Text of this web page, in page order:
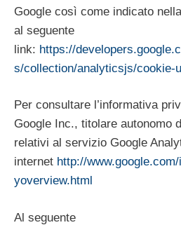
Google così come indicato
al seguente
link: https://
s/collection/analyticsjs/cookie-
Per consultare l’informativa
Google Inc., titolare autonomo
relativi al servizio Google
internet http://
yoverview.html
Al seguente